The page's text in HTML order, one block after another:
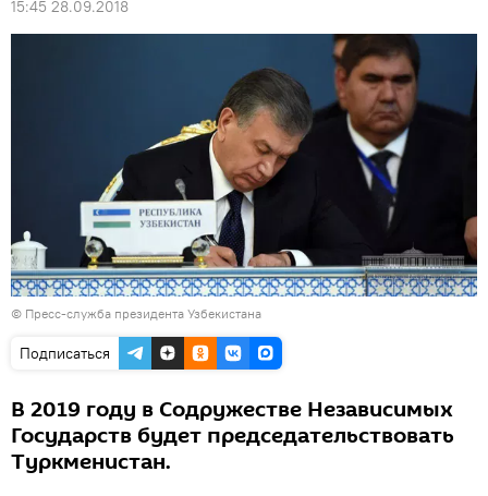
15:45 28.09.2018
© Пресс-служба президента Узбекистана
Подписаться
В 2019 году в Содружестве Независимых
Государств будет председательствовать
Туркменистан.